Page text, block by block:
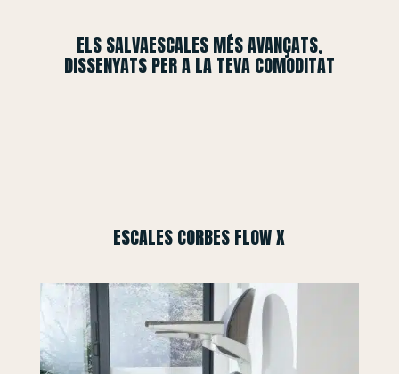
ELS SALVAESCALES MÉS AVANÇATS,
DISSENYATS PER A LA TEVA COMODITAT
ESCALES CORBES FLOW X